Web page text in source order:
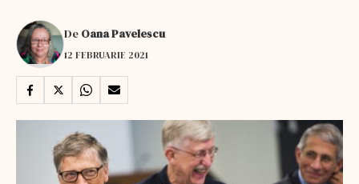
De Oana Pavelescu
12 FEBRUARIE 2021